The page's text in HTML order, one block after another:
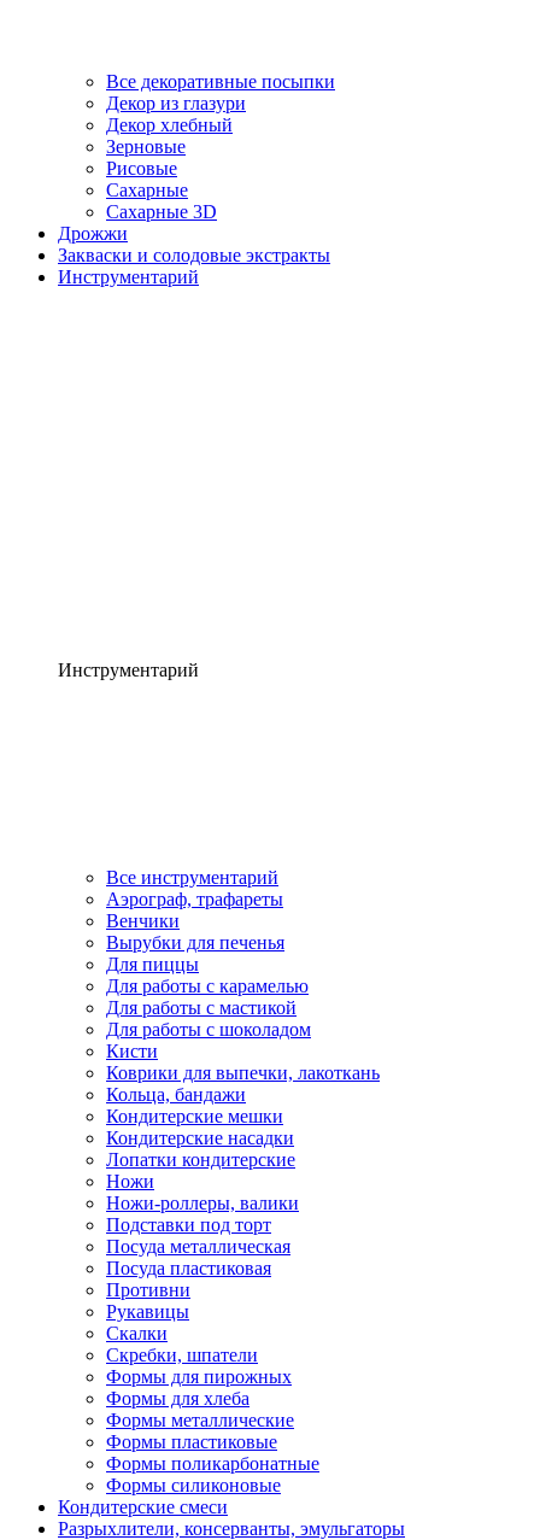
Все декоративные посыпки
Декор из глазури
Декор хлебный
Зерновые
Рисовые
Сахарные
Сахарные 3D
Дрожжи
Закваски и солодовые экстракты
Инструментарий
Инструментарий
Все инструментарий
Аэрограф, трафареты
Венчики
Вырубки для печенья
Для пиццы
Для работы с карамелью
Для работы с мастикой
Для работы с шоколадом
Кисти
Коврики для выпечки, лакоткань
Кольца, бандажи
Кондитерские мешки
Кондитерские насадки
Лопатки кондитерские
Ножи
Ножи-роллеры, валики
Подставки под торт
Посуда металлическая
Посуда пластиковая
Противни
Рукавицы
Скалки
Скребки, шпатели
Формы для пирожных
Формы для хлеба
Формы металлические
Формы пластиковые
Формы поликарбонатные
Формы силиконовые
Кондитерские смеси
Разрыхлители, консерванты, эмульгаторы